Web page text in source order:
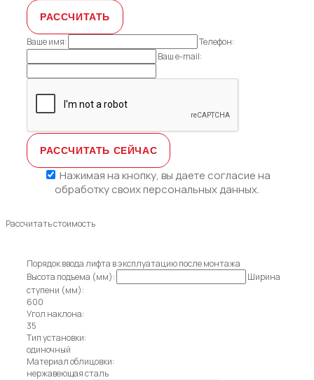
Ваше имя:
Телефон:
Ваш e-mail:
Нажимая на кнопку, вы даете согласие на
обработку своих персональных данных.
Рассчитать стоимость
Порядок ввода лифта в эксплуатацию после монтажа
Высота подъема (мм):
Ширина
ступени (мм):
600
Угол наклона:
35
Тип установки:
одиночный
Материал облицовки:
нержавеющая сталь